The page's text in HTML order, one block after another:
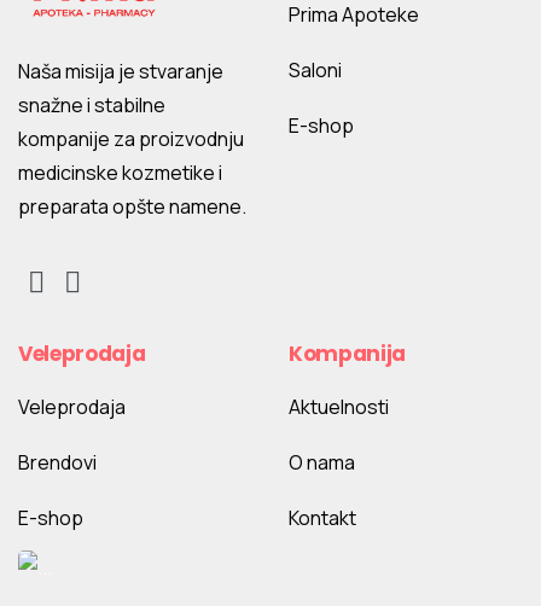
Naša misija je stvaranje
snažne i stabilne
kompanije za proizvodnju
medicinske kozmetike i
preparata opšte namene.
Prima Apoteke
Saloni
E-shop
Veleprodaja
Veleprodaja
Brendovi
E-shop
Kompanija
Aktuelnosti
O nama
Kontakt